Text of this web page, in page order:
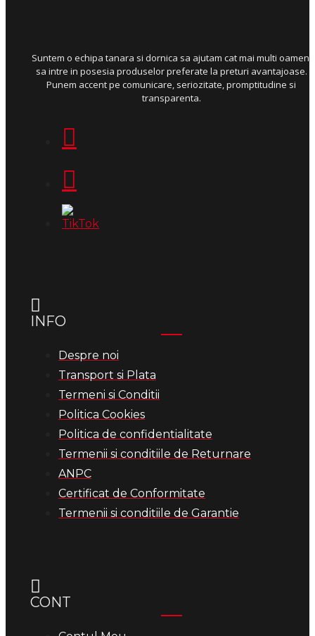
Suntem o echipa tanara si dornica sa ajutam cat mai multi oameni
sa intre in posesia produselor preferate la preturi avantajoase.
Punem accent pe comunicare, seriozitate, promptitudine si
transparenta.
INFO
Despre noi
Transport si Plata
Termeni si Conditii
Politica Cookies
Politica de confidentialitate
Termenii si conditiile de Returnare
ANPC
Certificat de Conformitate
Termenii si conditiile de Garantie
CONT